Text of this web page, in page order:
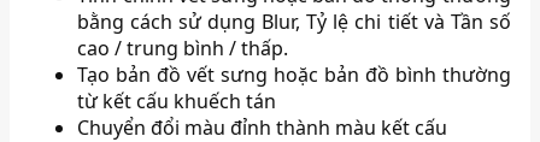
bằng cách sử dụng Blur, Tỷ lệ chi tiết và Tần số
cao / trung bình / thấp.
Tạo bản đồ vết sưng hoặc bản đồ bình thường
từ kết cấu khuếch tán
Chuyển đổi màu đỉnh thành màu kết cấu